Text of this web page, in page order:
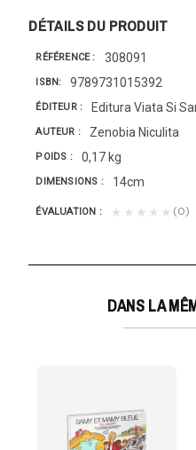
DÉTAILS DU PRODUIT
RÉFÉRENCE 308091
ISBN 9789731015392
ÉDITEUR Editura Viata Si
AUTEUR Zenobia Niculita
POIDS 0,17 kg
DIMENSIONS 14cm
ÉVALUATION ★★★★★ (0)
DANS LA
LES ENFANTS